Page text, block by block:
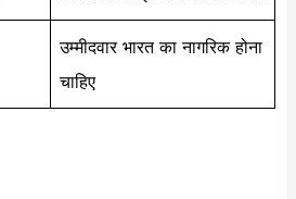
उम्मीदवार भारत का नागरिक होना
चाहिए